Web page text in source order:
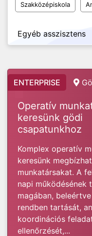
Szakközépiskola
Egyéb asszisztens
ENTERPRISE
Operatív
keresünk gödi
csapatunkhoz
Komplex operatív
keresünk
munkatársakat. A
napi működésének
magában,
rendben tartását,
koordinációs
ellenőrzését,...